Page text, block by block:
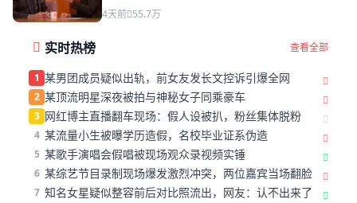
4天前 55.7万
实时热榜 查看全部
1 某男团成员疑似出轨，前女友发长文控诉引爆全网
2 某顶流明星深夜被拍与神秘女子同乘豪车
3 网红博主直播翻车现场：假人设被扒，粉丝集体脱粉
4 某流量小生被曝学历造假，名校毕业证系伪造
5 某歌手演唱会假唱被现场观众录视频实锤
6 某综艺节目录制现场爆发激烈冲突，两位嘉宾当场翻脸
7 知名女星疑似整容前后对比照流出，网友：认不出来了